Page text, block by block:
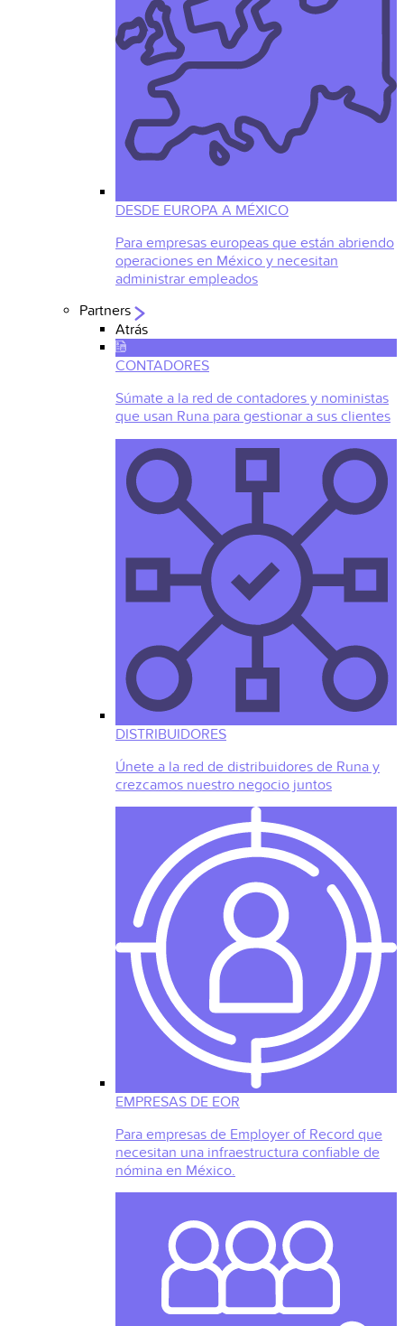
DESDE EUROPA A MÉXICO
Para empresas europeas que están abriendo
operaciones en México y necesitan
administrar empleados
Partners
Atrás
CONTADORES
Súmate a la red de contadores y noministas
que usan Runa para gestionar a sus clientes
DISTRIBUIDORES
Únete a la red de distribuidores de Runa y
crezcamos nuestro negocio juntos
EMPRESAS DE EOR
Para empresas de Employer of Record que
necesitan una infraestructura confiable de
nómina en México.